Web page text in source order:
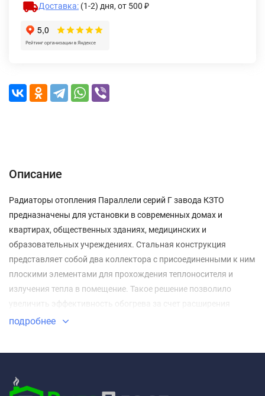
Доставка: (1-2) дня, от 500 ₽
Описание
Радиаторы отопления Параллели серий Г завода КЗТО
предназначены для установки в современных домах и
квартирах, общественных зданиях, медицинских и
образовательных учреждениях. Стальная конструкция
представляет собой два коллектора с присоединенными к ним
плоскими элементами для прохождения теплоносителя и
излучения тепла в помещение. Такое решение позволило
увеличить эффективность обогрева за счет расширения
площади рабочей поверхности.
подробнее